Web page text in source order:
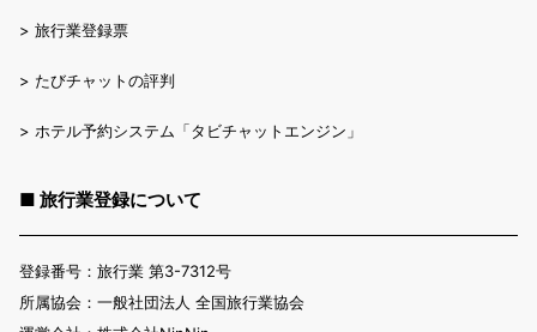
> 旅行業登録票
> たびチャットの評判
> ホテル予約システム「タビチャットエンジン」
■ 旅行業登録について
登録番号：旅行業 第3-7312号
所属協会：一般社団法人 全国旅行業協会